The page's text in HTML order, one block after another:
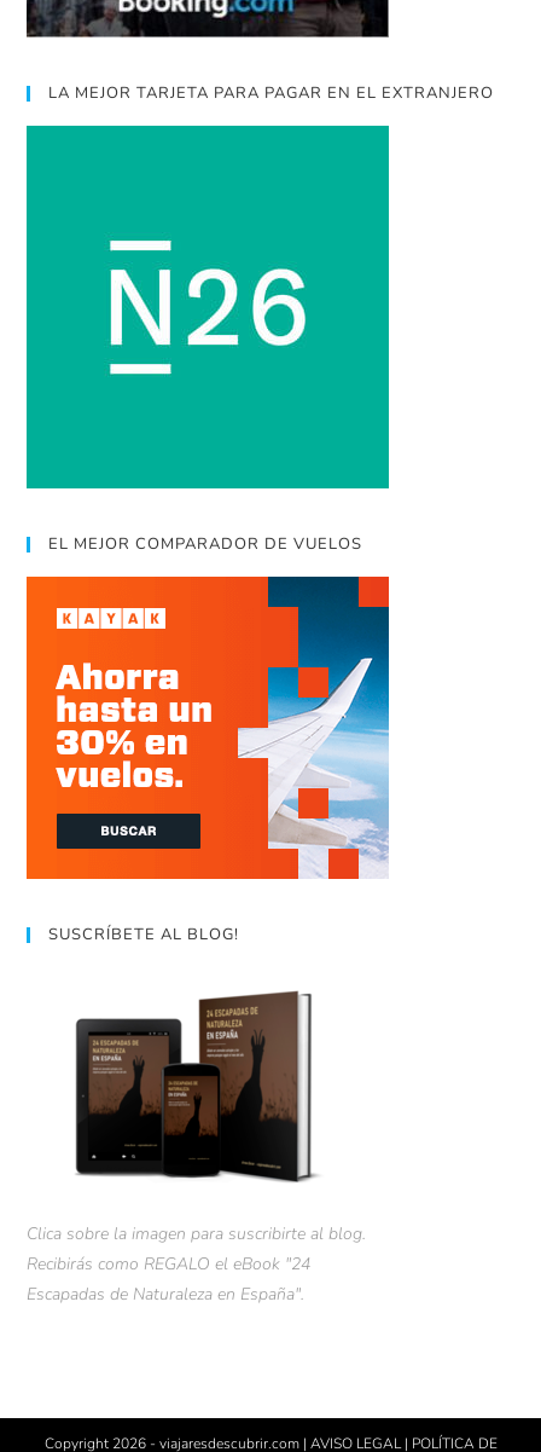
LA MEJOR TARJETA PARA PAGAR EN EL EXTRANJERO
EL MEJOR COMPARADOR DE VUELOS
SUSCRÍBETE AL BLOG!
Clica sobre la imagen para suscribirte al blog.
Recibirás como REGALO el eBook "24
Escapadas de Naturaleza en España".
Copyright 2026 - viajaresdescubrir.com | AVISO LEGAL| POLÍTICA DE